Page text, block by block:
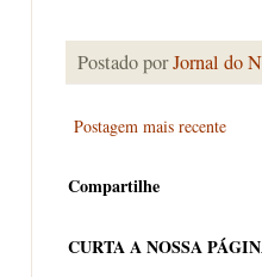
Postado porJornal do
Postagem mais recente
Compartilhe
CURTA A NOSSA